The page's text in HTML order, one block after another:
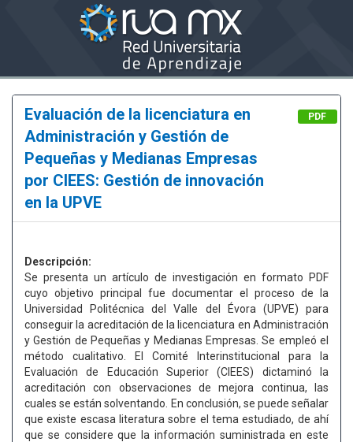
Evaluación de la licenciatura en
Administración y Gestión de
Pequeñas y Medianas Empresas
por CIEES: Gestión de innovación
en la UPVE
PDF
Descripción:
Se presenta un artículo de investigación en formato PDF
cuyo objetivo principal fue documentar el proceso de la
Universidad Politécnica del Valle del Évora (UPVE) para
conseguir la acreditación de la licenciatura en Administración
y Gestión de Pequeñas y Medianas Empresas. Se empleó el
método cualitativo. El Comité Interinstitucional para la
Evaluación de Educación Superior (CIEES) dictaminó la
acreditación con observaciones de mejora continua, las
cuales se están solventando. En conclusión, se puede señalar
que existe escasa literatura sobre el tema estudiado, de ahí
que se considere que la información suministrada en este